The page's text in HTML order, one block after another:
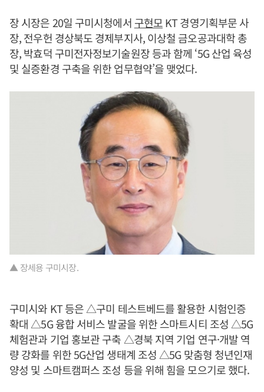
장 시장은 20일 구미시청에서 구현모KT 경영기획부문 사
장, 전우헌 경상북도 경제부지사, 이상철 금오공과대학 총
장, 박효덕 구미전자정보기술원장 등과 함께 ‘5G 산업 육성
및 실증환경 구축을 위한 업무협약’을 맺었다.
▲ 장세용 구미시장.
구미시와 KT 등은 △구미 테스트베드를 활용한 시험인증
확대 △5G 융합 서비스 발굴을 위한 스마트시티 조성 △5G
체험관과 기업 홍보관 구축 △경북 지역 기업 연구·개발 역
량 강화를 위한 5G산업 생태계 조성 △5G 맞춤형 청년인재
양성 및 스마트캠퍼스 조성 등을 위해 힘을 모으기로 했다.